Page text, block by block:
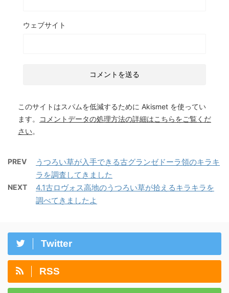
ウェブサイト
このサイトはスパムを低減するために Akismet を使ってい
ます。
コメントデータの処理方法の詳細はこちらをご覧くだ
さい。
PREV
うつろい草が入手できる古グランゼドーラ領のキラキ
ラを調査してきました
NEXT
4.1古ロヴォス高地のうつろい草が拾えるキラキラを
調べてきましたよ
Twitter
RSS